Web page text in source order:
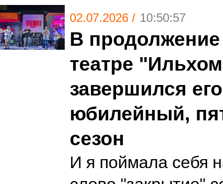
02.07.2026 / 10:50:57
В
театре
завершился его
юбилейный,
сезон
И я поймала себя